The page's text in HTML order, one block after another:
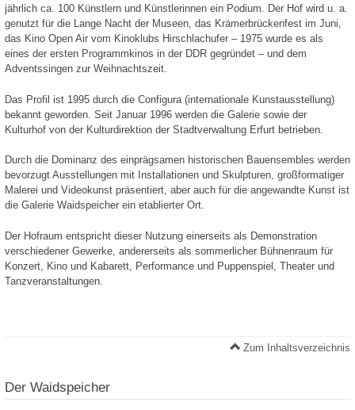
jährlich ca. 100 Künstlern und Künstlerinnen ein Podium. Der Hof wird u. a.
genutzt für die Lange Nacht der Museen, das Krämerbrückenfest im Juni,
das Kino Open Air vom Kinoklubs Hirschlachufer – 1975 wurde es als
eines der ersten Programmkinos in der DDR gegründet – und dem
Adventssingen zur Weihnachtszeit.
Das Profil ist 1995 durch die Configura (internationale Kunstausstellung)
bekannt geworden. Seit Januar 1996 werden die Galerie sowie der
Kulturhof von der Kulturdirektion der Stadtverwaltung Erfurt betrieben.
Durch die Dominanz des einprägsamen historischen Bauensembles werden
bevorzugt Ausstellungen mit Installationen und Skulpturen, großformatiger
Malerei und Videokunst präsentiert, aber auch für die angewandte Kunst ist
die Galerie Waidspeicher ein etablierter Ort.
Der Hofraum entspricht dieser Nutzung einerseits als Demonstration
verschiedener Gewerke, andererseits als sommerlicher Bühnenraum für
Konzert, Kino und Kabarett, Performance und Puppenspiel, Theater und
Tanzveranstaltungen.
Zum Inhaltsverzeichnis
Der Waidspeicher